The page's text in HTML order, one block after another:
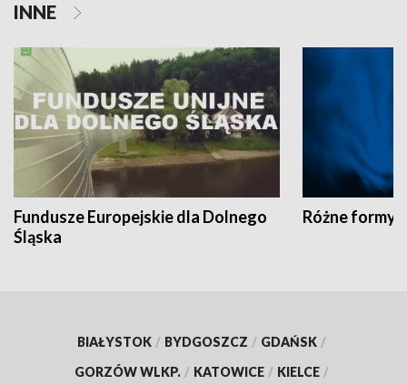
INNE
Fundusze Europejskie dla Dolnego
Śląska
Różne formy
BIAŁYSTOK / BYDGOSZCZ / GDAŃSK /
GORZÓW WLKP. / KATOWICE / KIELCE /